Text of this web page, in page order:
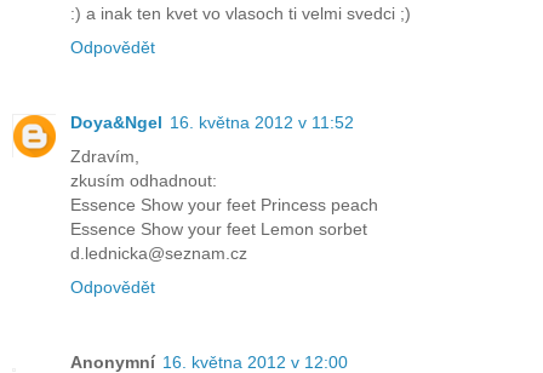
:) a inak ten kvet vo vlasoch ti velmi svedci ;)
Odpovědět
Doya&Ngel 16. května 2012 v 11:52
Zdravím,
zkusím odhadnout:
Essence Show your feet Princess peach
Essence Show your feet Lemon sorbet
d.lednicka@seznam.cz
Odpovědět
Anonymní 16. května 2012 v 12:00